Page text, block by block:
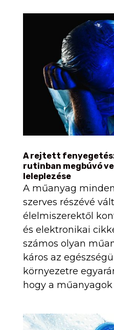
A rejtett
rutinban megbúvó
leleplezése
A műanyag
szerves részévé
élelmiszerektől
és elektronikai
számos olyan
káros az
környezetre
hogy a műanyagok